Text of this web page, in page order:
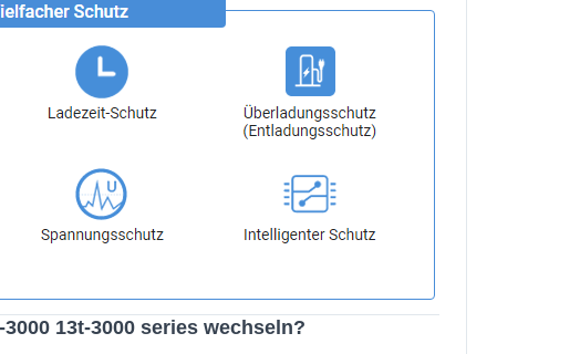
13t-3000 series wechseln?